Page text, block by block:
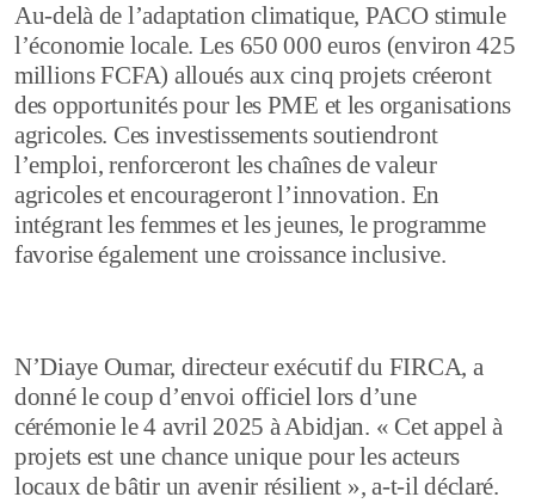
Au-delà de l’adaptation climatique, PACO stimule
l’économie locale. Les 650 000 euros (environ 425
millions FCFA) alloués aux cinq projets créeront
des opportunités pour les PME et les organisations
agricoles. Ces investissements soutiendront
l’emploi, renforceront les chaînes de valeur
agricoles et encourageront l’innovation. En
intégrant les femmes et les jeunes, le programme
favorise également une croissance inclusive.
N’Diaye Oumar, directeur exécutif du FIRCA, a
donné le coup d’envoi officiel lors d’une
cérémonie le 4 avril 2025 à Abidjan. « Cet appel à
projets est une chance unique pour les acteurs
locaux de bâtir un avenir résilient », a-t-il déclaré.